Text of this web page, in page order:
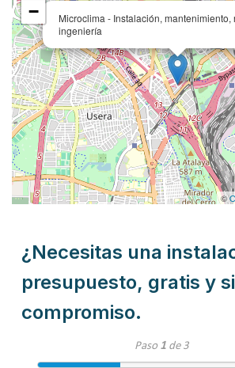
Microclima - Instalación, mantenimiento,
ingeniería
−
©
¿Necesitas una
presupuesto, gratis y
compromiso.
Paso 1de 3